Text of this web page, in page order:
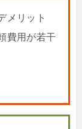
メリット
費用が若干